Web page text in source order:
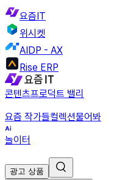
요즘IT
위시켓
AIDP - AX
Rise ERP
콘텐츠프로덕트 밸리
요즘 작가들컬렉션물어봐
놀이터
광고 상품